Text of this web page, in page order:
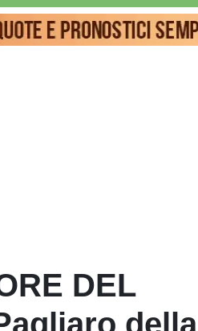
DEL
della